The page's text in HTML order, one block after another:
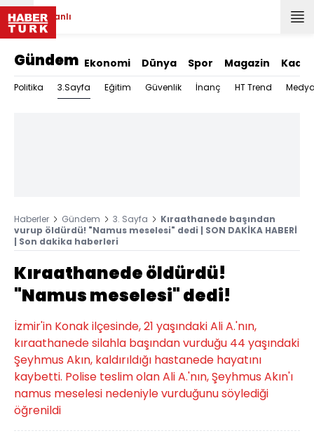
Canlı
Gündem Ekonomi Dünya Spor Magazin Kadın
Politika 3.Sayfa Eğitim Güvenlik İnanç HT Trend
Haberler Gündem 3. Sayfa
Kıraathanede başından
vurup öldürdü! "Namus meselesi" dedi | SON DAKİKA HABERİ
| Son dakika haberleri
Kıraathanede öldürdü!
"Namus meselesi" dedi!
İzmir'in Konak ilçesinde, 21 yaşındaki Ali A.'nın,
kıraathanede silahla başından vurduğu 44 yaşındaki
Şeyhmus Akın, kaldırıldığı hastanede hayatını
kaybetti. Polise teslim olan Ali A.'nın, Şeyhmus Akın'ı
namus meselesi nedeniyle vurduğunu söylediği
öğrenildi